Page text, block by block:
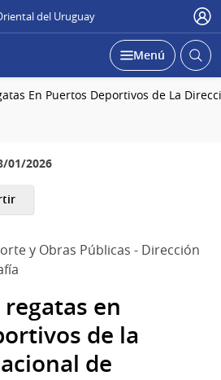
del Uruguay
Desplegar
Menú Abrir
En Puertos Deportivos de La
01/2026
y Obras Públicas - Dirección
en
de la
de